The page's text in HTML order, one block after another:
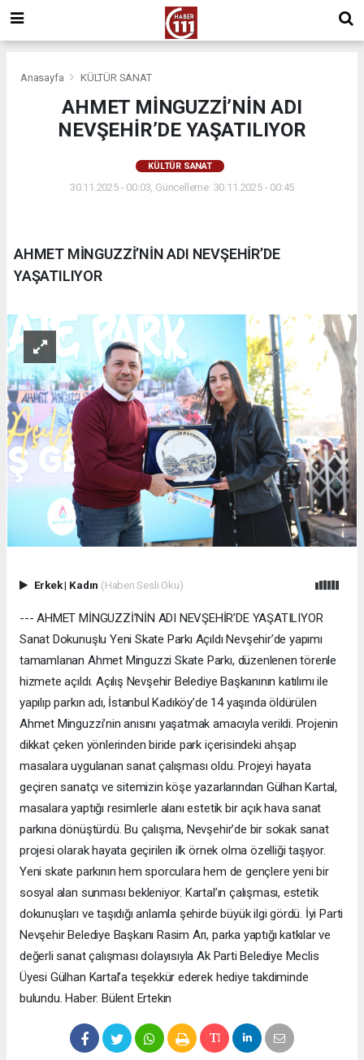
Anasayfa KÜLTÜR SANAT
AHMET MİNGUZZİ’NİN ADI
NEVŞEHİR’DE YAŞATILIYOR
KÜLTÜR SANAT
30.11.2025 - 00:03, Güncelleme: 30.11.2025 - 00:45
AHMET MİNGUZZİ’NİN ADI NEVŞEHİR’DE
YAŞATILIYOR
Erkek| Kadın (Haberi Sesli Oku)
--- AHMET MİNGUZZİ’NİN ADI NEVŞEHİR’DE YAŞATILIYOR
Sanat Dokunuşlu Yeni Skate Parkı Açıldı Nevşehir’de yapımı
tamamlanan Ahmet Minguzzi Skate Parkı, düzenlenen törenle
hizmete açıldı. Açılış Nevşehir Belediye Başkanının katılımı ile
yapılıp parkın adı, İstanbul Kadıköy’de 14 yaşında öldürülen
Ahmet Minguzzi’nin anısını yaşatmak amacıyla verildi. Projenin
dikkat çeken yönlerinden biride park içerisindeki ahşap
masalara uygulanan sanat çalışması oldu. Projeyi hayata
geçiren sanatçı ve sitemizin köşe yazarlarından Gülhan Kartal,
masalara yaptığı resimlerle alanı estetik bir açık hava sanat
parkına dönüştürdü. Bu çalışma, Nevşehir’de bir sokak sanat
projesi olarak hayata geçirilen ilk örnek olma özelliği taşıyor.
Yeni skate parkının hem sporculara hem de gençlere yeni bir
sosyal alan sunması bekleniyor. Kartal’ın çalışması, estetik
dokunuşları ve taşıdığı anlamla şehirde büyük ilgi gördü. İyi Parti
Nevşehir Belediye Başkanı Rasim Arı, parka yaptığı katkılar ve
değerli sanat çalışması dolayısıyla Ak Parti Belediye Meclis
Üyesi Gülhan Kartal’a teşekkür ederek hediye takdiminde
bulundu. Haber: Bülent Ertekin